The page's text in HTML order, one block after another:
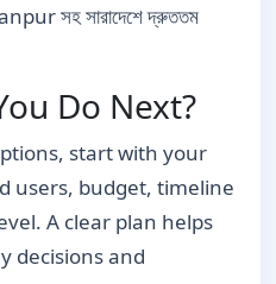
সহ সারাদেশে দ্রুততম
Do Next?
start with your
users, budget, timeline
A clear plan helps
decisions and